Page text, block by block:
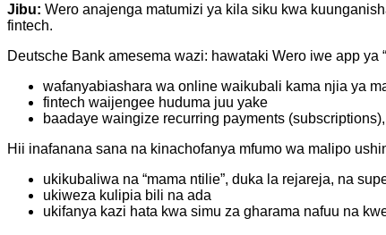
Jibu: Wero anajenga matumizi ya kila siku kwa
fintech.
Deutsche Bank amesema wazi: hawataki Wero iwe app ya
wafanyabiashara wa online waikubali kama njia ya
fintech waijengee huduma juu yake
baadaye waingize recurring payments
Hii inafanana sana na kinachofanya mfumo wa malipo
ukikubaliwa na “mama ntilie”, duka la rejareja, na
ukiweza kulipia bili na ada
ukifanya kazi hata kwa simu za gharama nafuu na